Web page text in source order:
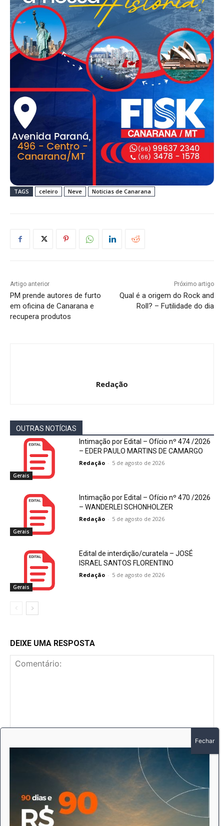
TAGS celeiro Neve Noticias de Canarana
Artigo anterior
PM prende autores de furto
em oficina de Canarana e
recupera produtos
Próximo artigo
Qual é a origem do Rock and
Roll? – Futilidade do dia
Redação
OUTRAS NOTÍCIAS
Gerais
Intimação por Edital – Ofício nº 474 /2026
– EDER PAULO MARTINS DE CAMARGO
Redação - 5 de agosto de 2026
Gerais
Intimação por Edital – Ofício nº 470 /2026
– WANDERLEI SCHONHOLZER
Redação - 5 de agosto de 2026
Gerais
Edital de interdição/curatela – JOSÉ
ISRAEL SANTOS FLORENTINO
Redação - 5 de agosto de 2026
DEIXE UMA RESPOSTA